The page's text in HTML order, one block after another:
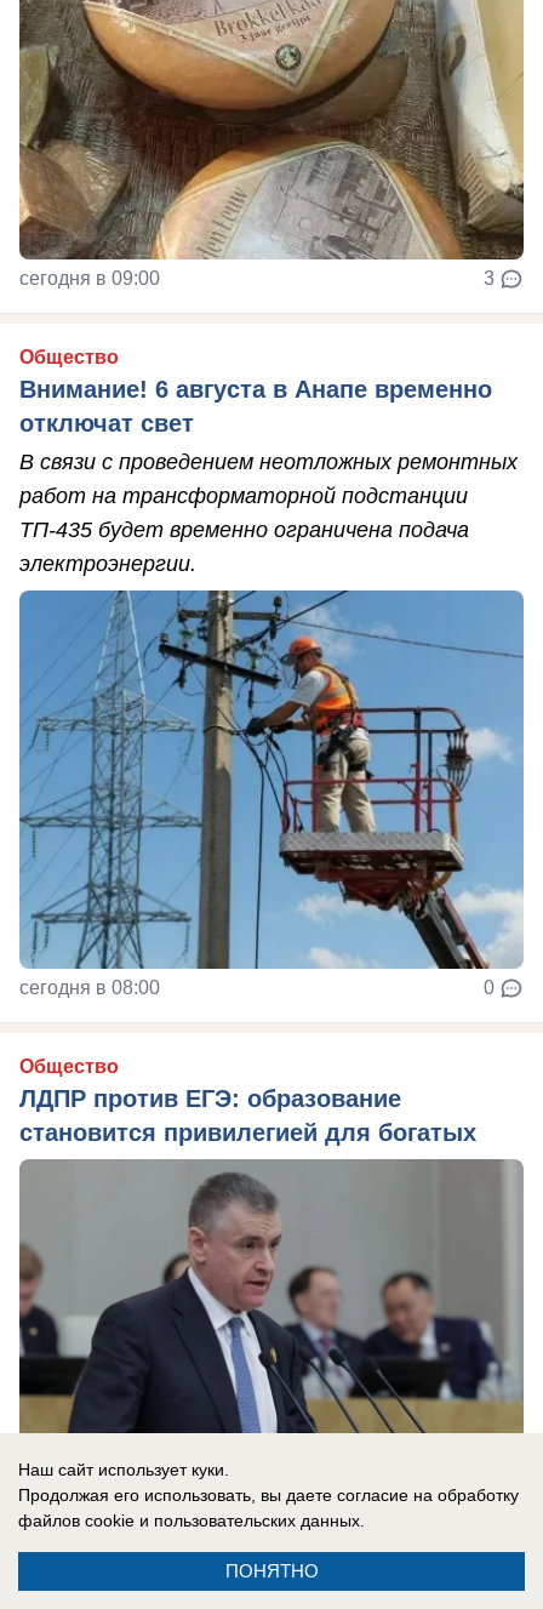
сегодня в 09:00 3
Общество
Внимание! 6 августа в Анапе временно
отключат свет
В связи с проведением неотложных ремонтных
работ на трансформаторной подстанции
ТП-435 будет временно ограничена подача
электроэнергии.
сегодня в 08:00 0
Общество
ЛДПР против ЕГЭ: образование
становится привилегией для богатых
сегодня в 00:05 1
Наш сайт использует куки.
Продолжая его использовать, вы даете согласие на обработку
файлов cookie и пользовательских данных.
ПОНЯТНО